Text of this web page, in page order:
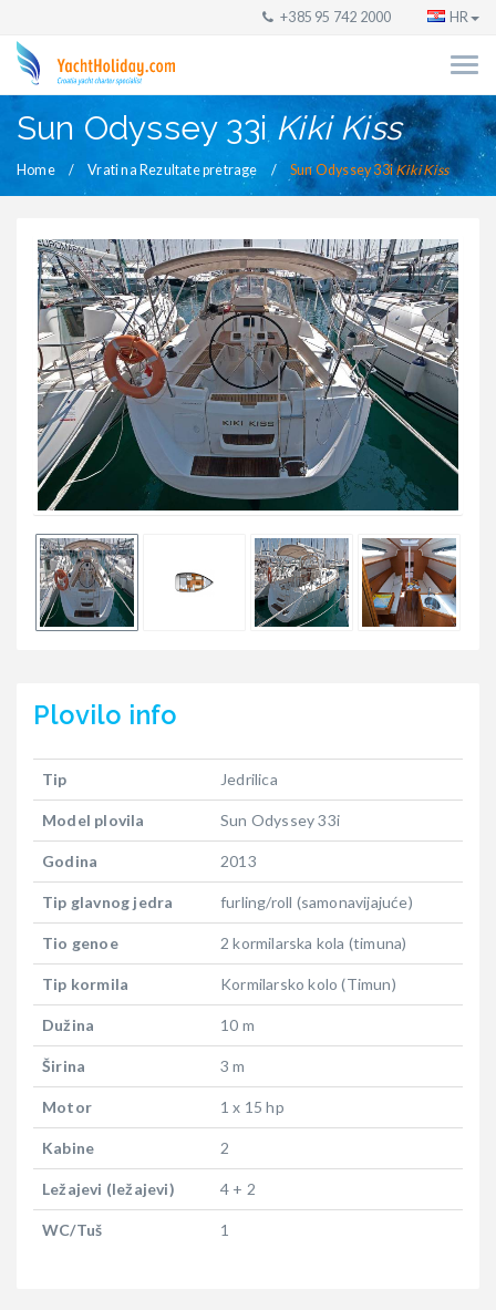
+385 95 742 2000 HR
Sun Odyssey 33i Kiki Kiss
Home Vrati na Rezultate pretrage Sun Odyssey 33iKiki Kiss
Plovilo info
Tip Jedrilica
Model plovila Sun Odyssey 33i
Godina 2013
Tip glavnog jedra furling/roll (samonavijajuće)
Tio genoe 2 kormilarska kola (timuna)
Tip kormila Kormilarsko kolo (Timun)
Dužina 10 m
Širina 3 m
Motor 1 x 15 hp
Kabine 2
Ležajevi (ležajevi) 4 + 2
WC/Tuš 1